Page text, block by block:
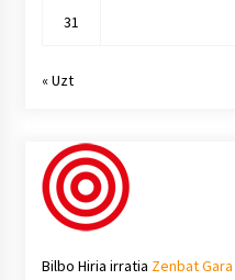
31
« Uzt
Bilbo Hiria irratia Zenbat Gara